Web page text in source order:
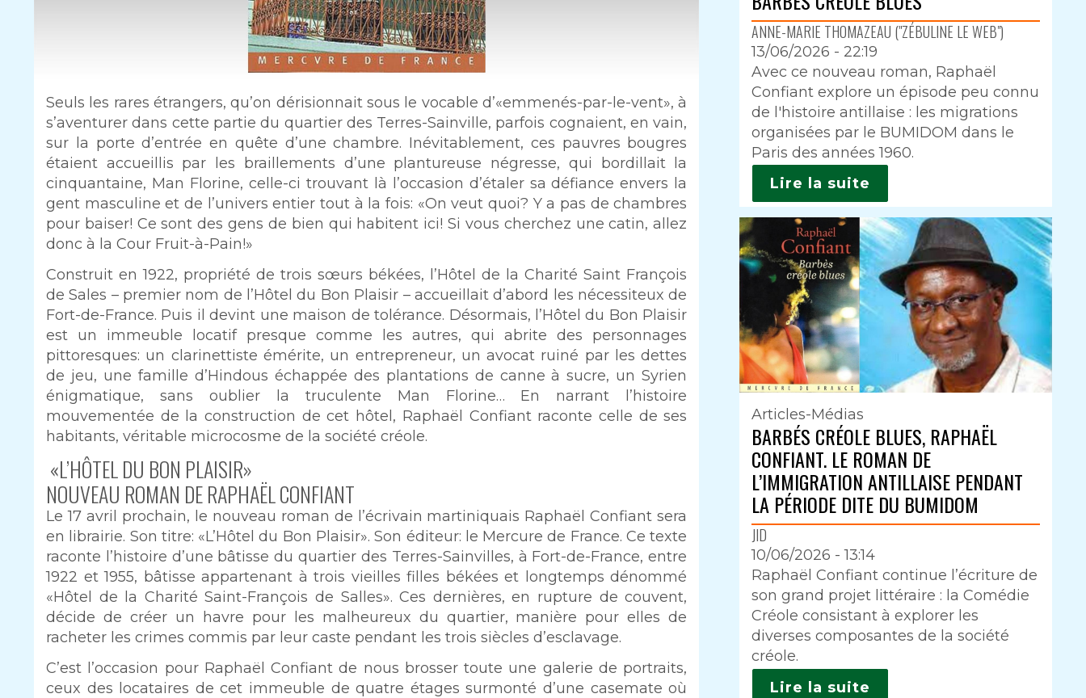
Intro
Seuls les rares étrangers, qu’on dérisionnait sous le vocable d’«emmenés-par-le-vent», à
s’aventurer dans cette partie du quartier des Terres-Sainville, parfois cognaient, en vain,
sur la porte d’entrée en quête d’une chambre. Inévitablement, ces pauvres bougres
étaient accueillis par les braillements d’une plantureuse négresse, qui bordillait la
cinquantaine, Man Florine, celle-ci trouvant là l’occasion d’étaler sa défiance envers la
gent masculine et de l’univers entier tout à la fois: «On veut quoi? Y a pas de chambres
pour baiser! Ce sont des gens de bien qui habitent ici! Si vous cherchez une catin, allez
donc à la Cour Fruit-à-Pain!»
Texte
Construit en 1922, propriété de trois sœurs békées, l’Hôtel de la Charité Saint François
de Sales – premier nom de l’Hôtel du Bon Plaisir – accueillait d’abord les nécessiteux de
Fort-de-France. Puis il devint une maison de tolérance. Désormais, l’Hôtel du Bon Plaisir
est un immeuble locatif presque comme les autres, qui abrite des personnages
pittoresques: un clarinettiste émérite, un entrepreneur, un avocat ruiné par les dettes
de jeu, une famille d’Hindous échappée des plantations de canne à sucre, un Syrien
énigmatique, sans oublier la truculente Man Florine… En narrant l’histoire
mouvementée de la construction de cet hôtel, Raphaël Confiant raconte celle de ses
habitants, véritable microcosme de la société créole.
«L’HÔTEL DU BON PLAISIR»
NOUVEAU ROMAN DE RAPHAËL CONFIANT
Le 17 avril prochain, le nouveau roman de l’écrivain martiniquais Raphaël Confiant sera
en librairie. Son titre: «L’Hôtel du Bon Plaisir». Son éditeur: le Mercure de France. Ce texte
raconte l’histoire d’une bâtisse du quartier des Terres-Sainvilles, à Fort-de-France, entre
1922 et 1955, bâtisse appartenant à trois vieilles filles békées et longtemps dénommé
«Hôtel de la Charité Saint-François de Salles». Ces dernières, en rupture de couvent,
décide de créer un havre pour les malheureux du quartier, manière pour elles de
racheter les crimes commis par leur caste pendant les trois siècles d’esclavage.
C’est l’occasion pour Raphaël Confiant de nous brosser toute une galerie de portraits,
ceux des locataires de cet immeuble de quatre étages surmonté d’une casemate où
ANNE-MARIE THOMAZEAU ("ZÉBULINE LE WEB")
13/06/2026 - 22:19
Intro
Avec ce nouveau roman, Raphaël
Confiant explore un épisode peu connu
de l'histoire antillaise : les migrations
organisées par le BUMIDOM dans le
Paris des années 1960.
Lire la suite
Articles-Médias
BARBÉS CRÉOLE BLUES, RAPHAËL
CONFIANT. LE ROMAN DE
L’IMMIGRATION ANTILLAISE PENDANT
LA PÉRIODE DITE DU BUMIDOM
JID
10/06/2026 - 13:14
Intro
Raphaël Confiant continue l’écriture de
son grand projet littéraire : la Comédie
Créole consistant à explorer les
diverses composantes de la société
créole.
Lire la suite